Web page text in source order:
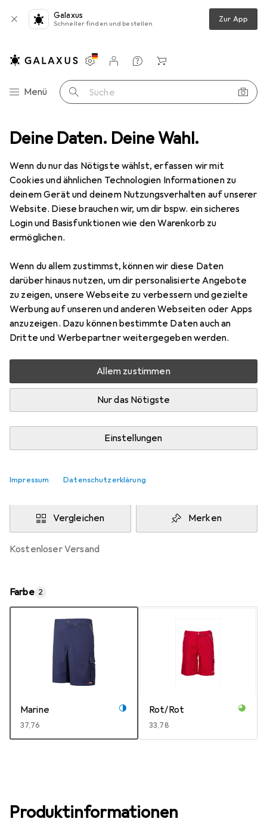
Deine Daten. Deine Wahl.
Wenn du nur das Nötigste wählst, erfassen wir mit
Cookies und ähnlichen Technologien Informationen zu
deinem Gerät und deinem Nutzungsverhalten auf unserer
Website. Diese brauchen wir, um dir bspw. ein sicheres
Login und Basisfunktionen wie den Warenkorb zu
ermöglichen.
Wenn du allem zustimmst, können wir diese Daten
darüber hinaus nutzen, um dir personalisierte Angebote
zu zeigen, unsere Webseite zu verbessern und gezielte
Werbung auf unseren und anderen Webseiten oder Apps
anzuzeigen. Dazu können bestimmte Daten auch an
Dritte und Werbepartner weitergegeben werden.
Allem zustimmen
Nur das Nötigste
Einstellungen
Impressum Datenschutzerklärung
Galaxus
Schneller finden und bestellen Zur App
Navigation nach Kategorien
Menü Suche
Einstellungen
Kundenkonto
Vergleichslisten
Merklisten
Warenkorb
Arbeitsbekleidung Arbeitshose Planam Arbeitsshorts
13 Bilder
−7%
PlanamArbeitsshorts
XL
Preis in EUR inkl. MwSt.
EUR
37,76
Bewertungen
Zwischen Do, 20.8. und Do, 27.8. geliefert
Nur 2 Stück an Lager beim Lieferanten
Lieferort angeben für genaue Lieferzeit
In den Warenkorb
Vergleichen Merken
kostenloser Versand
Farbe 2
Marine
EUR
37,76
Rot/Rot
EUR
33,78
Produktinformationen